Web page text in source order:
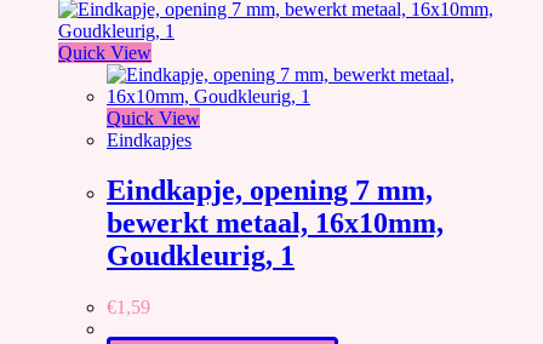
Quick View
Quick View
Eindkapjes
Eindkapje, opening 7 mm,
bewerkt metaal, 16x10mm,
Goudkleurig, 1
€1,59